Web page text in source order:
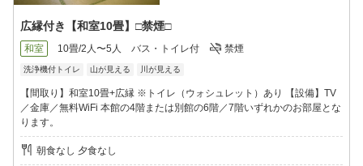
イベントの開催状況や施設の開館状況についてはお確かめいただ
いてからお越しくださいませ。
広縁付き【和室10畳】□禁煙□
和室 10畳/2人〜5人 バス・トイレ付 禁煙
洗浄機付トイレ 山が見える 川が見える
【間取り】和室10畳+広縁 ※トイレ（ウォシュレット）あり 【設備】TV
／金庫／無料WiFi 本館の4階または別館の6階／7階いずれかのお部屋とな
ります。
朝食なし 夕食なし